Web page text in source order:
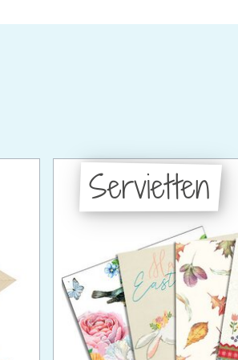
Servietten